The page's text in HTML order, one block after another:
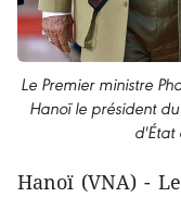
Le Premier ministre
Hanoï le président
d'État
Hanoï (VNA) -